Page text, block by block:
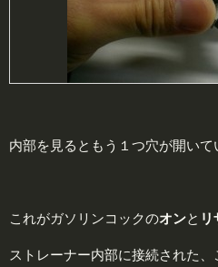
内部を見るともう１つ穴が開いて
これがガソリンコックのオンと
ストレーナー内部に接続された